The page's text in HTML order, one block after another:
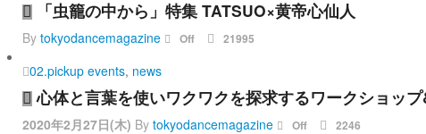
「虫籠の中から」特集 TATSUO×黄帝心仙人
By tokyodancemagazine Off 21995
02.pickup events, news
心体と言葉を使いワクワクを探求するワークショッ
2020年2月27日(木) By tokyodancemagazine Off 2246